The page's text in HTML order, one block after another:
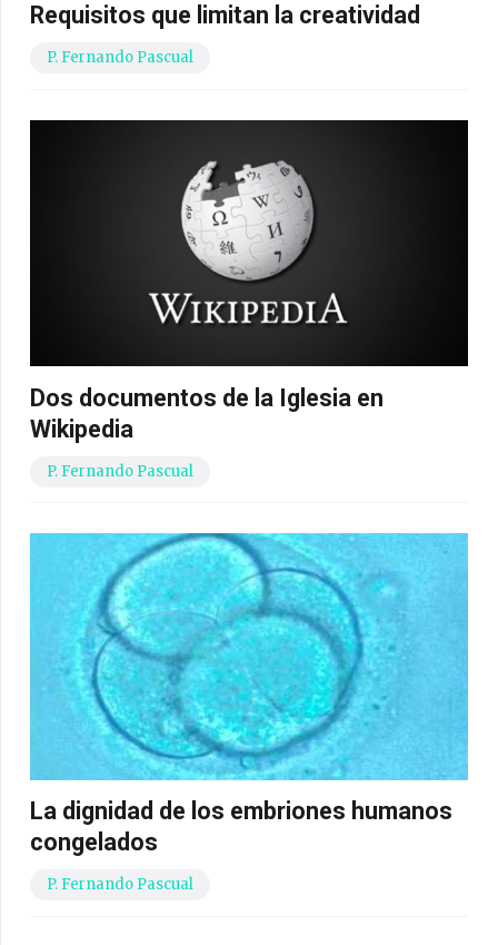
Requisitos que limitan la creatividad
P. Fernando Pascual
Dos documentos de la Iglesia en
Wikipedia
P. Fernando Pascual
La dignidad de los embriones humanos
congelados
P. Fernando Pascual